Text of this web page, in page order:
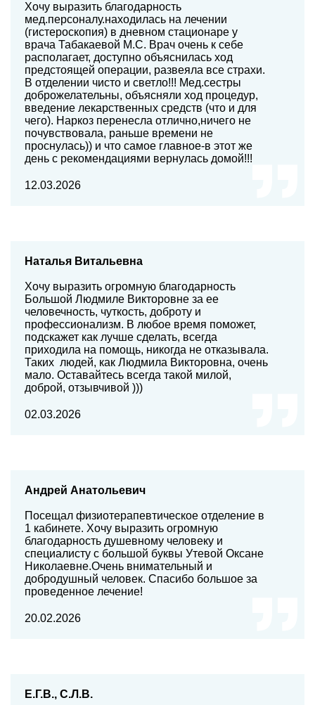
Хочу выразить благодарность
мед.персоналу.находилась на лечении
(гистероскопия) в дневном стационаре у
врача Табакаевой М.С. Врач очень к себе
располагает, доступно объяснилась ход
предстоящей операции, развеяла все страхи.
В отделении чисто и светло!!! Мед.сестры
доброжелательны, объясняли ход процедур,
введение лекарственных средств (что и для
чего). Наркоз перенесла отлично,ничего не
почувствовала, раньше времени не
проснулась)) и что самое главное-в этот же
день с рекомендациями вернулась домой!!!
12.03.2026
Наталья Витальевна
Хочу выразить огромную благодарность
Большой Людмиле Викторовне за ее
человечность, чуткость, доброту и
профессионализм. В любое время поможет,
подскажет как лучше сделать, всегда
приходила на помощь, никогда не отказывала.
Таких людей, как Людмила Викторовна, очень
мало. Оставайтесь всегда такой милой,
доброй, отзывчивой )))
02.03.2026
Андрей Анатольевич
Посещал физиотерапевтическое отделение в
1 кабинете. Хочу выразить огромную
благодарность душевному человеку и
специалисту с большой буквы Утевой Оксане
Николаевне.Очень внимательный и
добродушный человек. Спасибо большое за
проведенное лечение!
20.02.2026
Е.Г.В., С.Л.В.